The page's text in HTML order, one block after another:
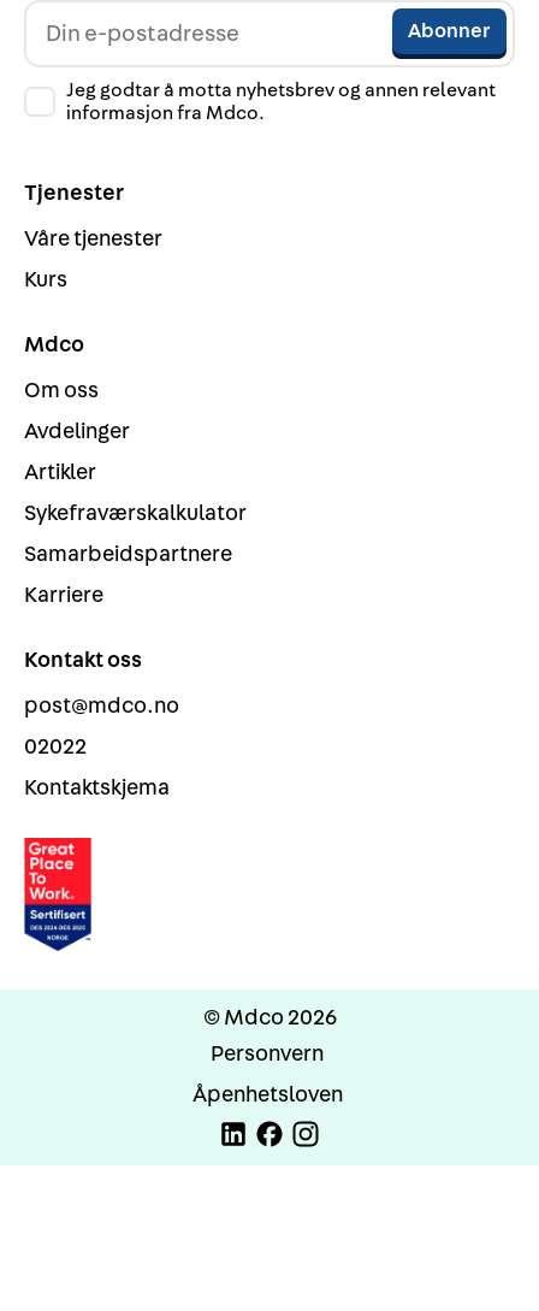
Jeg godtar å motta nyhetsbrev og annen relevant
informasjon fra Mdco.
Tjenester
Våre tjenester
Kurs
Mdco
Om oss
Avdelinger
Artikler
Sykefraværskalkulator
Samarbeidspartnere
Karriere
Kontakt oss
post@mdco.no
02022
Kontaktskjema
© Mdco 2026
Personvern
Åpenhetsloven